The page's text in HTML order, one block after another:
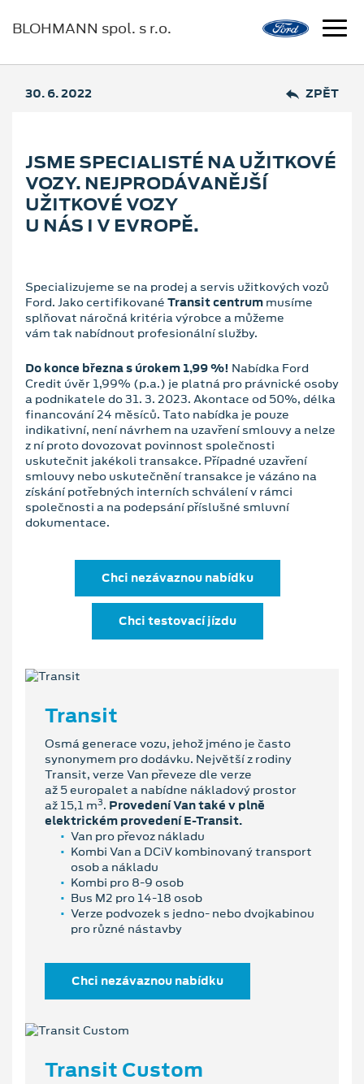
BLOHMANN spol. s r.o.
30. 6. 2022 ZPĚT
JSME SPECIALISTÉ NA UŽITKOVÉ
VOZY. NEJPRODÁVANĚJŠÍ
UŽITKOVÉ VOZY
U NÁS I V EVROPĚ.
Specializujeme se na prodej a servis užitkových vozů
Ford. Jako certifikované Transit centrum musíme
splňovat náročná kritéria výrobce a můžeme
vám tak nabídnout profesionální služby.
Do konce března s úrokem 1,99 %! Nabídka Ford
Credit úvěr 1,99% (p.a.) je platná pro právnické osoby
a podnikatele do 31. 3. 2023. Akontace od 50%, délka
financování 24 měsíců. Tato nabídka je pouze
indikativní, není návrhem na uzavření smlouvy a nelze
z ní proto dovozovat povinnost společnosti
uskutečnit jakékoli transakce. Případné uzavření
smlouvy nebo uskutečnění transakce je vázáno na
získání potřebných interních schválení v rámci
společnosti a na podepsání příslušné smluvní
dokumentace.
Chci nezávaznou nabídku
Chci testovací jízdu
Transit
Osmá generace vozu, jehož jméno je často
synonymem pro dodávku. Největší z rodiny
Transit, verze Van převeze dle verze
až 5 europalet a nabídne nákladový prostor
až 15,1 m3. Provedení Van také v plně
elektrickém provedení E-Transit.
Van pro převoz nákladu
Kombi Van a DCiV kombinovaný transport
osob a nákladu
Kombi pro 8-9 osob
Bus M2 pro 14-18 osob
Verze podvozek s jedno- nebo dvojkabinou
pro různé nástavby
Chci nezávaznou nabídku
Transit Custom